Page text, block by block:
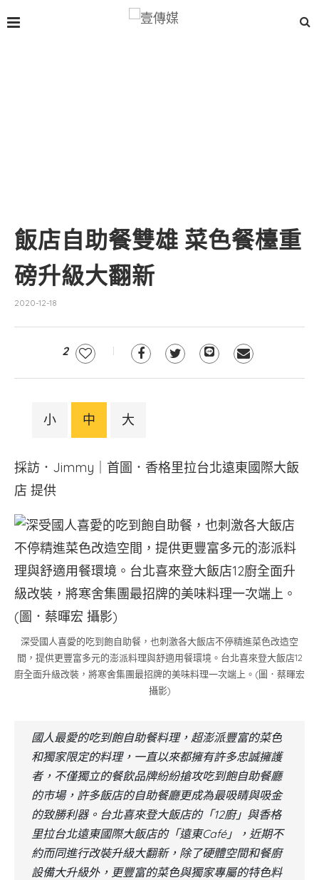
飯店自助餐雙雄 菜色餐檯重
磅升級大翻新
2020-12-18
2
小 中 大
採訪．Jimmy｜首圖．香格里拉台北遠東國際大飯
店 提供
深受國人喜愛的吃到飽自助餐，也刺激各大飯店不停精進菜色改造空
間，提供更豐富多元的澎派料理與舒適用餐環境。台北喜來登大飯店12
廚全面升級改裝，將寒舍集團最招牌的美味料理一次端上。(圖．蔡暉宏
攝影)
國人最愛的吃到飽自助餐料理，超澎派豐富的菜色
和獨家限定的料理，一直以來都擁有許多忠誠擁護
者，不僅獨立的餐飲品牌紛紛搶攻吃到飽自助餐廳
的市場，許多飯店的自助餐廳更成為最吸睛與吸金
的致勝利器。台北喜來登大飯店的「12廚」與香格
里拉台北遠東國際大飯店的「遠東Café」，近期不
約而同進行改裝升級大翻新，除了硬體空間和餐廚
設備大升級外，更豐富的菜色與獨家專屬的特色料